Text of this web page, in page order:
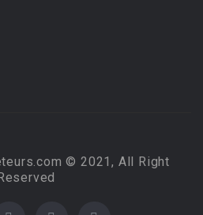
© 2021, All Right
Reserved